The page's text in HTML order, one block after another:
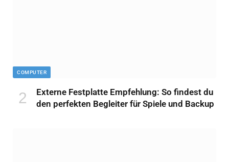
COMPUTER
Externe Festplatte Empfehlung: So findest du
den perfekten Begleiter für Spiele und Backup